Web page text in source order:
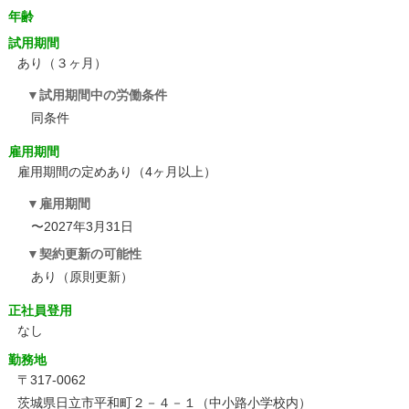
年齢
試用期間
あり（３ヶ月）
試用期間中の労働条件
同条件
雇用期間
雇用期間の定めあり（4ヶ月以上）
雇用期間
〜2027年3月31日
契約更新の可能性
あり（原則更新）
正社員登用
なし
勤務地
〒317-0062
茨城県日立市平和町２－４－１（中小路小学校内）